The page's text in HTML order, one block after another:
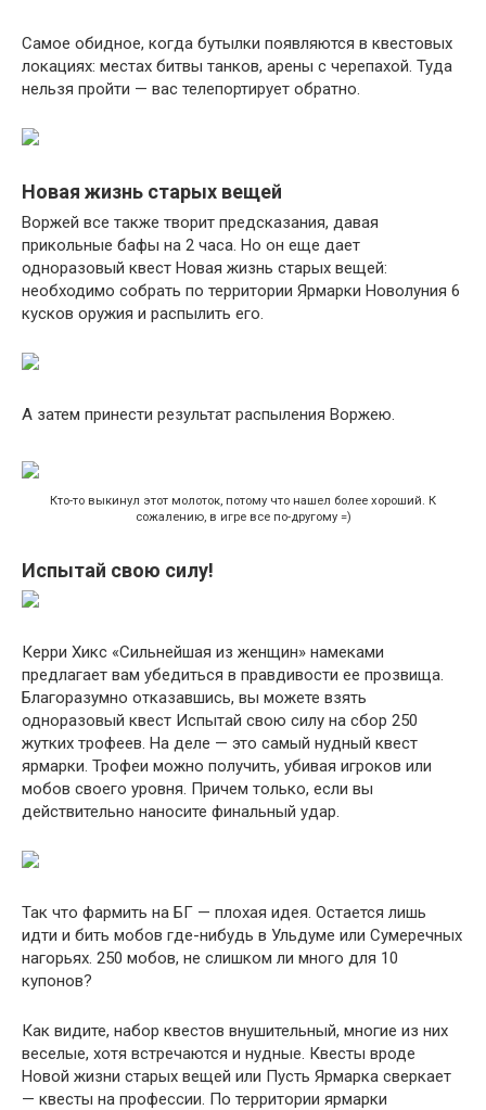
Самое обидное, когда бутылки появляются в квестовых
локациях: местах битвы танков, арены с черепахой. Туда
нельзя пройти — вас телепортирует обратно.
Новая жизнь старых вещей
Воржей все также творит предсказания, давая
прикольные бафы на 2 часа. Но он еще дает
одноразовый квест Новая жизнь старых вещей:
необходимо собрать по территории Ярмарки Новолуния 6
кусков оружия и распылить его.
А затем принести результат распыления Воржею.
Кто-то выкинул этот молоток, потому что нашел более хороший. К
сожалению, в игре все по-другому =)
Испытай свою силу!
Керри Хикс «Сильнейшая из женщин» намеками
предлагает вам убедиться в правдивости ее прозвища.
Благоразумно отказавшись, вы можете взять
одноразовый квест Испытай свою силу на сбор 250
жутких трофеев. На деле — это самый нудный квест
ярмарки. Трофеи можно получить, убивая игроков или
мобов своего уровня. Причем только, если вы
действительно наносите финальный удар.
Так что фармить на БГ — плохая идея. Остается лишь
идти и бить мобов где-нибудь в Ульдуме или Сумеречных
нагорьях. 250 мобов, не слишком ли много для 10
купонов?
Как видите, набор квестов внушительный, многие из них
веселые, хотя встречаются и нудные. Квесты вроде
Новой жизни старых вещей или Пусть Ярмарка сверкает
— квесты на профессии. По территории ярмарки